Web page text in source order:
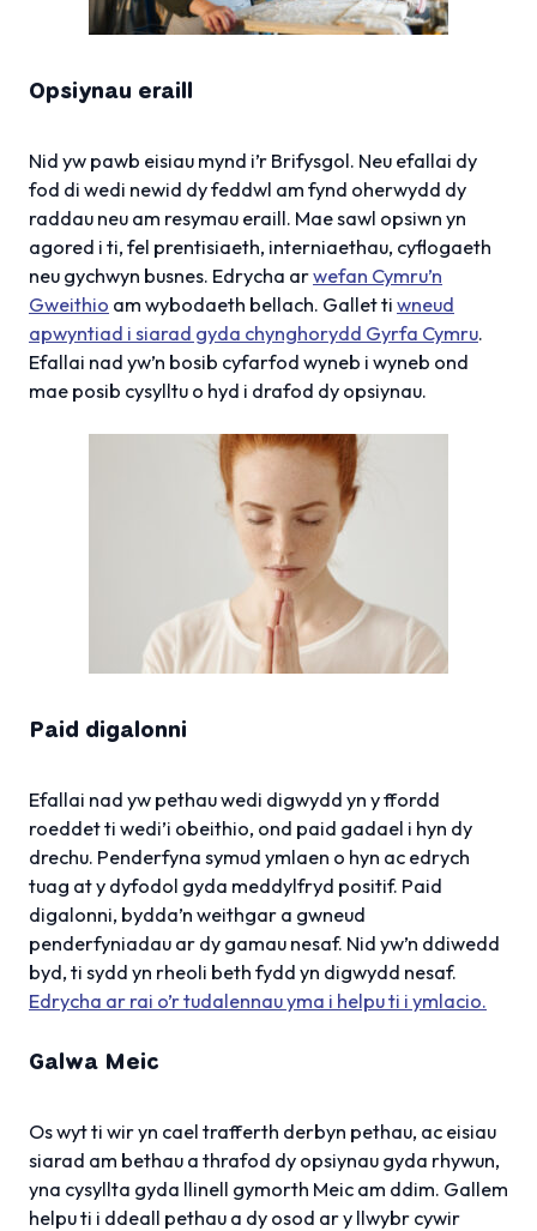
Opsiynau eraill
Nid yw pawb eisiau mynd i’r Brifysgol. Neu efallai dy
fod di wedi newid dy feddwl am fynd oherwydd dy
raddau neu am resymau eraill. Mae sawl opsiwn yn
agored i ti, fel prentisiaeth, interniaethau, cyflogaeth
neu gychwyn busnes. Edrycha arwefan Cymru’n
Gweithio am wybodaeth bellach. Gallet ti wneud
apwyntiad i siarad gyda chynghorydd Gyrfa Cymru.
Efallai nad yw’n bosib cyfarfod wyneb i wyneb ond
mae posib cysylltu o hyd i drafod dy opsiynau.
Paid digalonni
Efallai nad yw pethau wedi digwydd yn y ffordd
roeddet ti wedi’i obeithio, ond paid gadael i hyn dy
drechu. Penderfyna symud ymlaen o hyn ac edrych
tuag at y dyfodol gyda meddylfryd positif. Paid
digalonni, bydda’n weithgar a gwneud
penderfyniadau ar dy gamau nesaf. Nid yw’n ddiwedd
byd, ti sydd yn rheoli beth fydd yn digwydd nesaf.
Edrycha ar rai o’r tudalennau yma i helpu ti i ymlacio.
Galwa Meic
Os wyt ti wir yn cael trafferth derbyn pethau, ac eisiau
siarad am bethau a thrafod dy opsiynau gyda rhywun,
yna cysyllta gyda llinell gymorth Meic am ddim. Gallem
helpu ti i ddeall pethau a dy osod ar y llwybr cywir